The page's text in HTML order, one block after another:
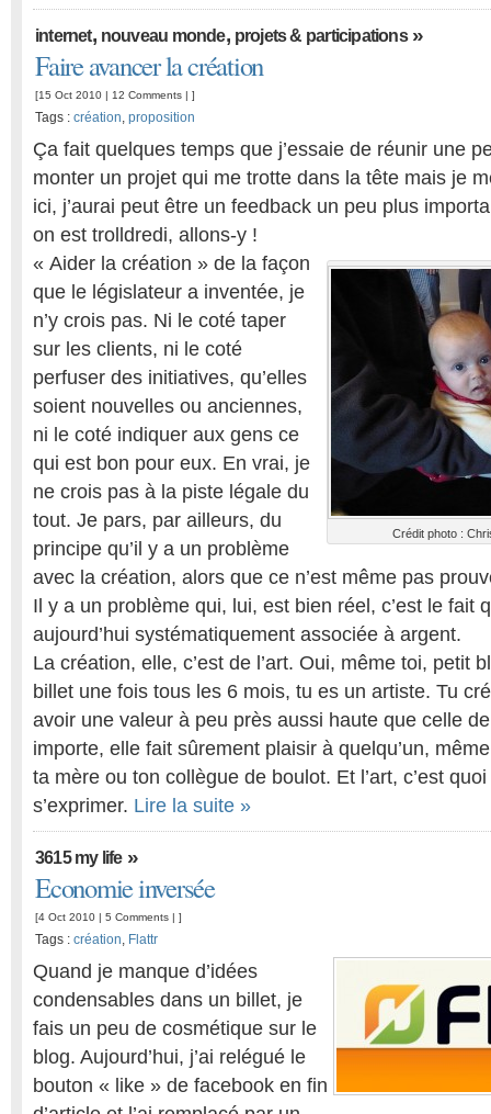
internet, nouveau monde, projets & participations»
Faire avancer la création
[15 Oct 2010 | 12 Comments | ]
Tags : création, proposition
Ça fait quelques temps que j’essaie de réunir une
monter un projet qui me trotte dans la tête mais je
ici, j’aurai peut être un feedback un peu plus
on est trolldredi, allons-y !
Crédit photo :
« Aider la création » de la façon
que le législateur a inventée, je
n’y crois pas. Ni le coté taper
sur les clients, ni le coté
perfuser des initiatives, qu’elles
soient nouvelles ou anciennes,
ni le coté indiquer aux gens ce
qui est bon pour eux. En vrai, je
ne crois pas à la piste légale du
tout. Je pars, par ailleurs, du
principe qu’il y a un problème
avec la création, alors que ce n’est même pas
Il y a un problème qui, lui, est bien réel, c’est le fait
aujourd’hui systématiquement associée à argent.
La création, elle, c’est de l’art. Oui, même toi, petit
billet une fois tous les 6 mois, tu es un artiste. Tu
avoir une valeur à peu près aussi haute que celle
importe, elle fait sûrement plaisir à quelqu’un, même
ta mère ou ton collègue de boulot. Et l’art, c’est
s’exprimer. Lire la suite »
3615 my life»
Economie inversée
[4 Oct 2010 | 5 Comments | ]
Tags : création, Flattr
Quand je manque d’idées
condensables dans un billet, je
fais un peu de cosmétique sur le
blog. Aujourd’hui, j’ai relégué le
bouton « like » de facebook en fin